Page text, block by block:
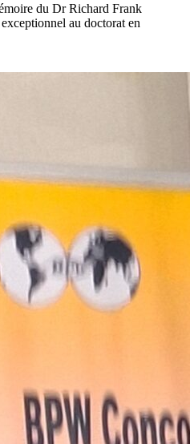
du Dr Richard Frank
au doctorat en